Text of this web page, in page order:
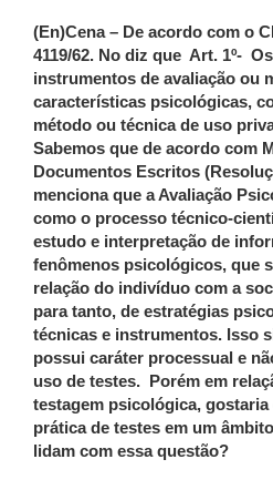
(En)Cena – De acordo com o
4119/62. No diz que Art. 1º-
instrumentos de avaliação ou
características psicológicas,
método ou técnica de uso
Sabemos que de acordo com
Documentos Escritos
menciona que a Avaliação
como o processo técnico-
estudo e interpretação de
fenômenos psicológicos, que
relação do indivíduo com a
para tanto, de estratégias
técnicas e instrumentos. Isso
possui caráter processual e
uso de testes. Porém em
testagem psicológica, gostaria
prática de testes em um
lidam com essa questão?